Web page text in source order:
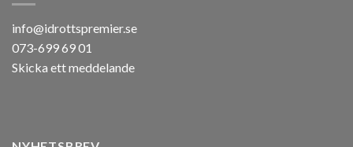
info@idrottspremier.se
073-699 69 01
Skicka ett meddelande